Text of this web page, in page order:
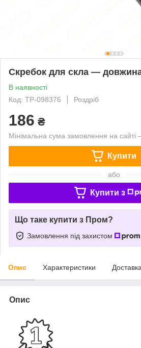
Скребок для скла —
В наявності
Код: TP-098376
Роздріб
186 ₴
Мінімальна сума замовлення на
Купити
або
Купити з
Що таке купити з Пром?
Замовлення під захистом
Опис Характеристики Доставка
Опис